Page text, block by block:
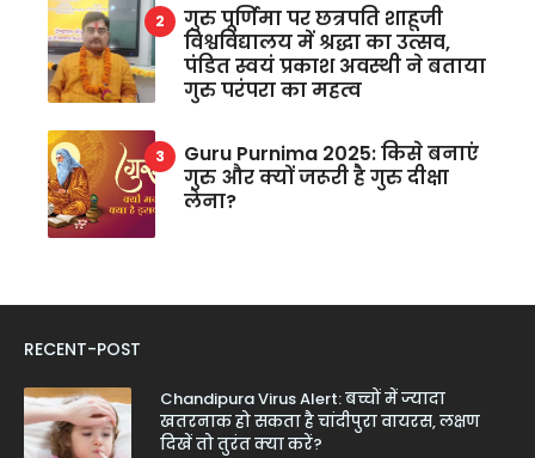
गुरु पूर्णिमा पर छत्रपति शाहूजी
विश्वविद्यालय में श्रद्धा का उत्सव,
पंडित स्वयं प्रकाश अवस्थी ने बताया
गुरु परंपरा का महत्व
Guru Purnima 2025: किसे बनाएं
गुरु और क्यों जरूरी है गुरु दीक्षा
लेना?
RECENT-POST
Chandipura Virus Alert: बच्चों में ज्यादा
खतरनाक हो सकता है चांदीपुरा वायरस, लक्षण
दिखें तो तुरंत क्या करें?